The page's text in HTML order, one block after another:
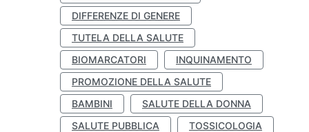
DIFFERENZE DI GENERE
TUTELA DELLA SALUTE
BIOMARCATORI
INQUINAMENTO
PROMOZIONE DELLA SALUTE
BAMBINI
SALUTE DELLA DONNA
SALUTE PUBBLICA
TOSSICOLOGIA